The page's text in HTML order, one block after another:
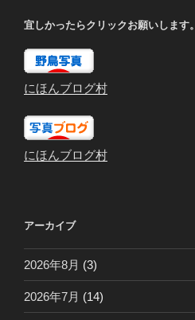
宜しかったらクリックお願いします。
にほんブログ村
にほんブログ村
アーカイブ
2026年8月 (3)
2026年7月 (14)